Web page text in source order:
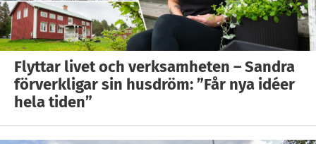
Flyttar livet och verksamheten – Sandra
förverkligar sin husdröm: ”Får nya idéer
hela tiden”